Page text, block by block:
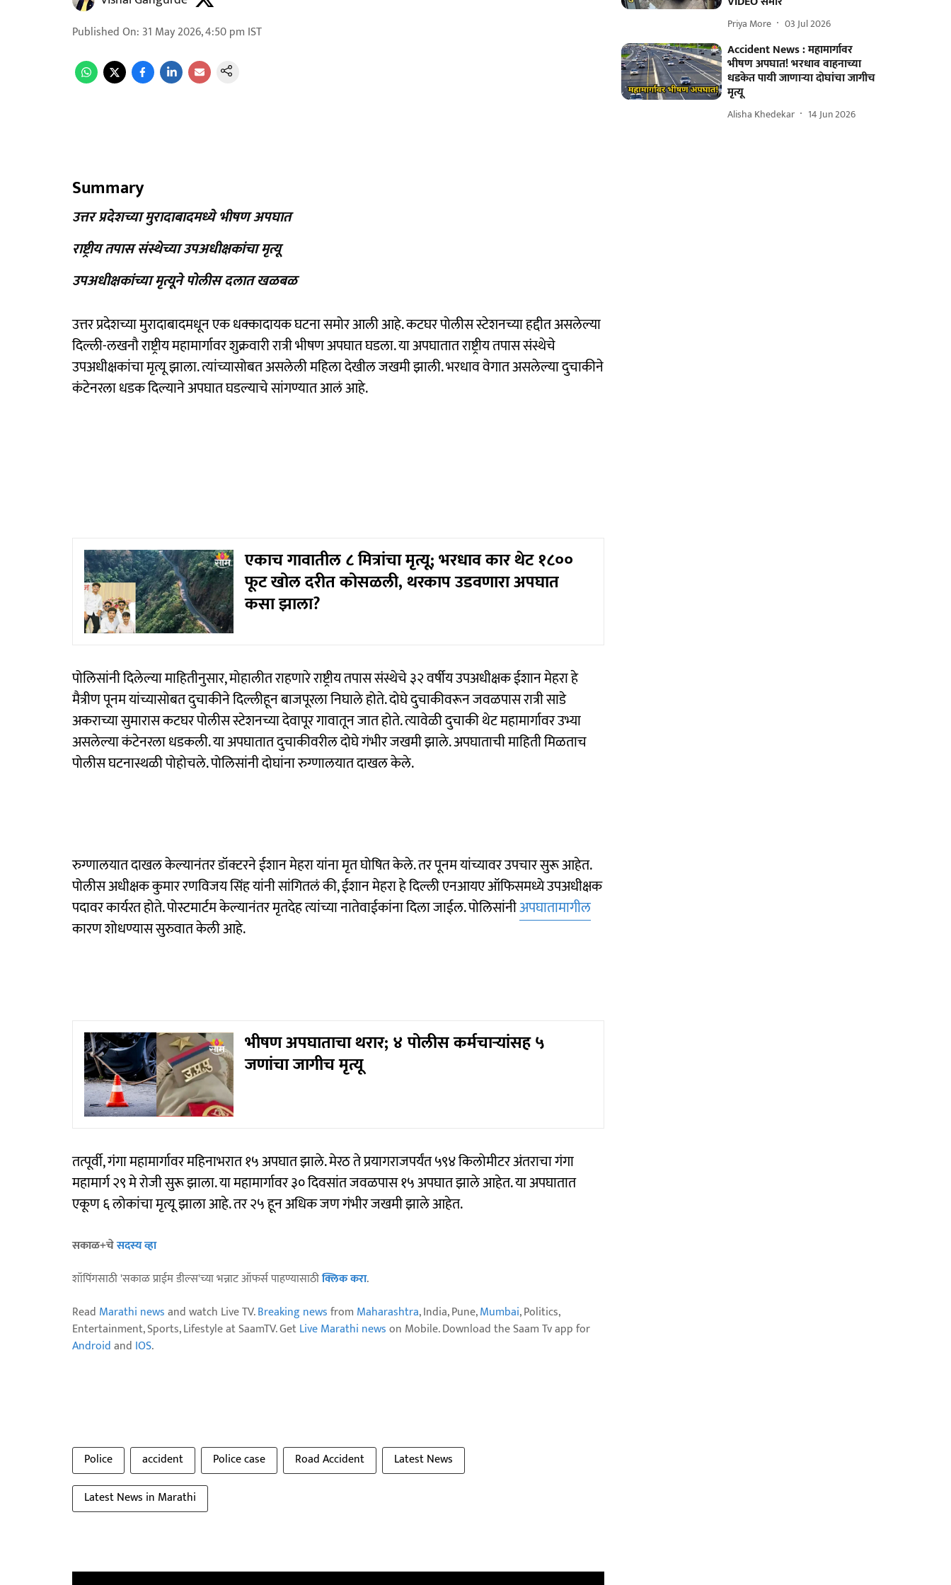
Published On: 31 May 2026, 4:50 pm IST
Summary
उत्तर प्रदेशच्या मुरादाबादमध्ये भीषण अपघात
राष्ट्रीय तपास संस्थेच्या उपअधीक्षकांचा मृत्यू
उपअधीक्षकांच्या मृत्यूने पोलीस दलात खळबळ
उत्तर प्रदेशच्या मुरादाबादमधून एक धक्कादायक घटना समोर आली आहे. कटघर पोलीस स्टेशनच्या हद्दीत असलेल्या
दिल्ली-लखनौ राष्ट्रीय महामार्गावर शुक्रवारी रात्री भीषण अपघात घडला. या अपघातात राष्ट्रीय तपास संस्थेचे
उपअधीक्षकांचा मृत्यू झाला. त्यांच्यासोबत असलेली महिला देखील जखमी झाली. भरधाव वेगात असलेल्या दुचाकीने
कंटेनरला धडक दिल्याने अपघात घडल्याचे सांगण्यात आलं आहे.
एकाच गावातील ८ मित्रांचा मृत्यू; भरधाव कार थेट १८००
फूट खोल दरीत कोसळली, थरकाप उडवणारा अपघात
कसा झाला?
पोलिसांनी दिलेल्या माहितीनुसार, मोहालीत राहणारे राष्ट्रीय तपास संस्थेचे ३२ वर्षीय उपअधीक्षक ईशान मेहरा हे
मैत्रीण पूनम यांच्यासोबत दुचाकीने दिल्लीहून बाजपूरला निघाले होते. दोघे दुचाकीवरून जवळपास रात्री साडे
अकराच्या सुमारास कटघर पोलीस स्टेशनच्या देवापूर गावातून जात होते. त्यावेळी दुचाकी थेट महामार्गावर उभ्या
असलेल्या कंटेनरला धडकली. या अपघातात दुचाकीवरील दोघे गंभीर जखमी झाले. अपघाताची माहिती मिळताच
पोलीस घटनास्थळी पोहोचले. पोलिसांनी दोघांना रुग्णालयात दाखल केले.
रुग्णालयात दाखल केल्यानंतर डॉक्टरने ईशान मेहरा यांना मृत घोषित केले. तर पूनम यांच्यावर उपचार सुरू आहेत.
पोलीस अधीक्षक कुमार रणविजय सिंह यांनी सांगितलं की, ईशान मेहरा हे दिल्ली एनआयए ऑफिसमध्ये उपअधीक्षक
पदावर कार्यरत होते. पोस्टमार्टम केल्यानंतर मृतदेह त्यांच्या नातेवाईकांना दिला जाईल. पोलिसांनीअपघातामागील
कारण शोधण्यास सुरुवात केली आहे.
भीषण अपघाताचा थरार; ४ पोलीस कर्मचाऱ्यांसह ५
जणांचा जागीच मृत्यू
तत्पूर्वी, गंगा महामार्गावर महिनाभरात १५ अपघात झाले. मेरठ ते प्रयागराजपर्यंत ५९४ किलोमीटर अंतराचा गंगा
महामार्ग २९ मे रोजी सुरू झाला. या महामार्गावर ३० दिवसांत जवळपास १५ अपघात झाले आहेत. या अपघातात
एकूण ६ लोकांचा मृत्यू झाला आहे. तर २५ हून अधिक जण गंभीर जखमी झाले आहेत.
सकाळ+चेसदस्य व्हा
शॉपिंगसाठी 'सकाळ प्राईम डील्स'च्या भन्नाट ऑफर्स पाहण्यासाठीक्लिक करा.
Read Marathi newsand watch Live TV.Breaking newsfrom Maharashtra, India, Pune,Mumbai, Politics,
Entertainment, Sports, Lifestyle at SaamTV. GetLive Marathi newson Mobile. Download the Saam Tv app for
Androidand IOS.
Police accident Police case Road Accident
Latest News
Latest News in Marathi
Priya More 03 Jul 2026
Accident News : महामार्गावर
भीषण अपघात! भरधाव वाहनाच्या
धडकेत पायी जाणाऱ्या दोघांचा जागीच
मृत्यू
Alisha Khedekar 14 Jun 2026